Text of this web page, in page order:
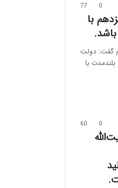
0
77
با
گفت: دولت
با
0
60